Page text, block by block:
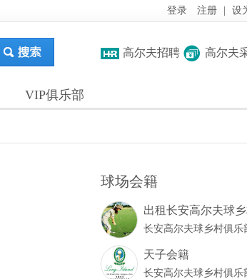
登录 注册 设
高尔夫招聘 高尔夫
VIP俱乐部
球场会籍
长安高尔夫球乡村俱乐
天子会籍
长安高尔夫球乡村俱乐